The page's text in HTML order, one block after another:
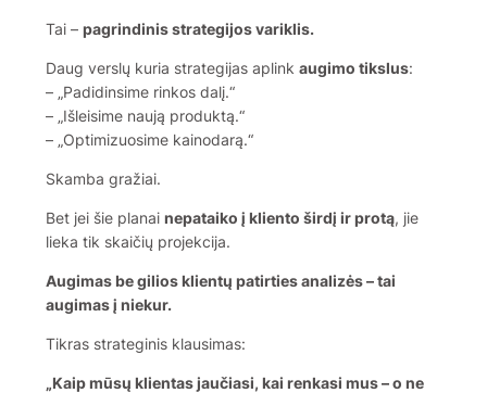
Tai – pagrindinis strategijos variklis.
Daug verslų kuria strategijas aplink augimo tikslus:
– „Padidinsime rinkos dalį.“
– „Išleisime naują produktą.“
– „Optimizuosime kainodarą.“
Skamba gražiai.
Bet jei šie planai nepataiko į kliento širdį ir protą, jie
lieka tik skaičių projekcija.
Augimas be gilios klientų patirties analizės – tai
augimas į niekur.
Tikras strateginis klausimas:
„Kaip mūsų klientas jaučiasi, kai renkasi mus – o ne